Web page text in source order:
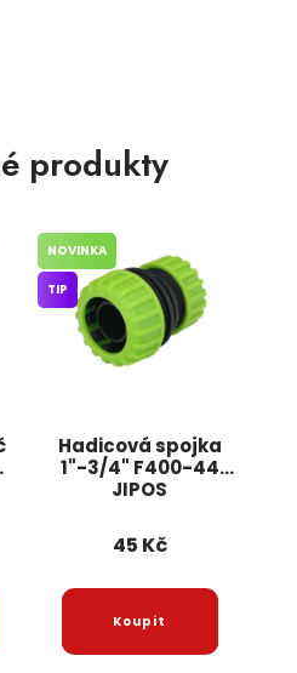
produkty
Hadicová spojka
1"-3/4" F400-44
JIPOS
NOVINKA
TIP
45 Kč